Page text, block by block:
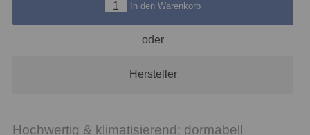
In den Warenkorb
oder
Hersteller
Hochwertig & klimatisierend: dormabell